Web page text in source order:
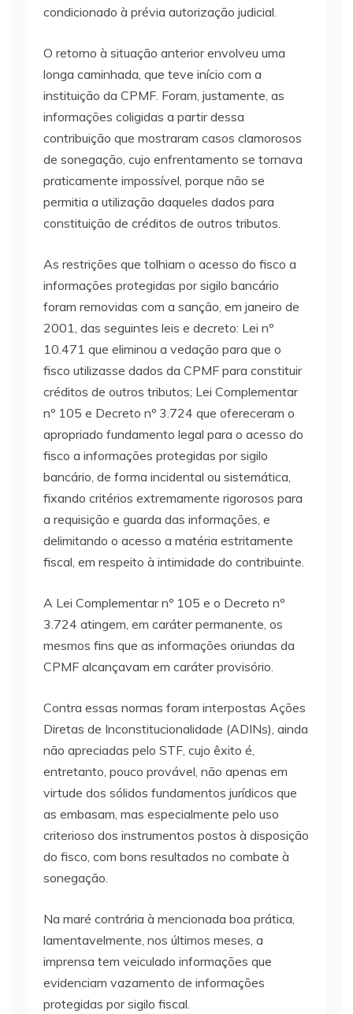
condicionado à prévia autorização judicial.
O retorno à situação anterior envolveu uma
longa caminhada, que teve início com a
instituição da CPMF. Foram, justamente, as
informações coligidas a partir dessa
contribuição que mostraram casos clamorosos
de sonegação, cujo enfrentamento se tornava
praticamente impossível, porque não se
permitia a utilização daqueles dados para
constituição de créditos de outros tributos.
As restrições que tolhiam o acesso do fisco a
informações protegidas por sigilo bancário
foram removidas com a sanção, em janeiro de
2001, das seguintes leis e decreto: Lei nº
10.471 que eliminou a vedação para que o
fisco utilizasse dados da CPMF para constituir
créditos de outros tributos; Lei Complementar
nº 105 e Decreto nº 3.724 que ofereceram o
apropriado fundamento legal para o acesso do
fisco a informações protegidas por sigilo
bancário, de forma incidental ou sistemática,
fixando critérios extremamente rigorosos para
a requisição e guarda das informações, e
delimitando o acesso a matéria estritamente
fiscal, em respeito à intimidade do contribuinte.
A Lei Complementar nº 105 e o Decreto nº
3.724 atingem, em caráter permanente, os
mesmos fins que as informações oriundas da
CPMF alcançavam em caráter provisório.
Contra essas normas foram interpostas Ações
Diretas de Inconstitucionalidade (ADINs), ainda
não apreciadas pelo STF, cujo êxito é,
entretanto, pouco provável, não apenas em
virtude dos sólidos fundamentos jurídicos que
as embasam, mas especialmente pelo uso
criterioso dos instrumentos postos à disposição
do fisco, com bons resultados no combate à
sonegação.
Na maré contrária à mencionada boa prática,
lamentavelmente, nos últimos meses, a
imprensa tem veiculado informações que
evidenciam vazamento de informações
protegidas por sigilo fiscal.